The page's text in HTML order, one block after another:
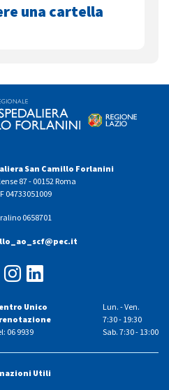
una cartella
San Camillo Forlanini
87 - 00152 Roma
04733051009
0658701
Unico
06 9939
Lun. - Ven.
7:30 - 19:30
Sab. 7:30 - 13:00
Utili